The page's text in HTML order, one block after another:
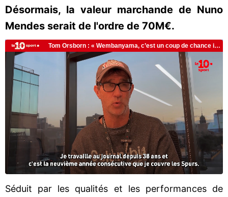
Désormais, la valeur marchande de Nuno
Mendes serait de l'ordre de 70M€.
Séduit par les qualités et les performances de